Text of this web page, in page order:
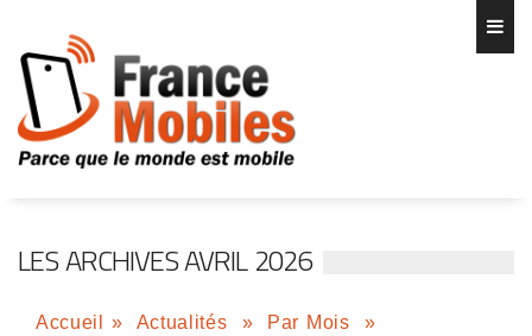
LES ARCHIVES AVRIL 2026
Accueil » Actualités » Par Mois
»